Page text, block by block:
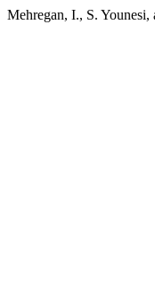
Mehregan, I., S.